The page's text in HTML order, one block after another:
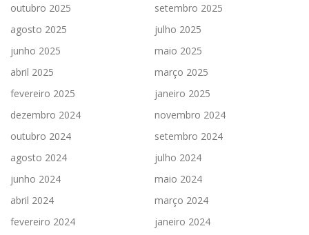
outubro 2025
setembro 2025
agosto 2025
julho 2025
junho 2025
maio 2025
abril 2025
março 2025
fevereiro 2025
janeiro 2025
dezembro 2024
novembro 2024
outubro 2024
setembro 2024
agosto 2024
julho 2024
junho 2024
maio 2024
abril 2024
março 2024
fevereiro 2024
janeiro 2024